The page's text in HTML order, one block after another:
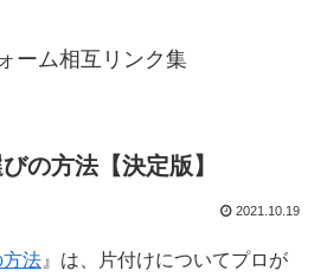
ーム相互リンク集
の方法【決定版】
2021.10.19
方法 』は、片付けについてプロが